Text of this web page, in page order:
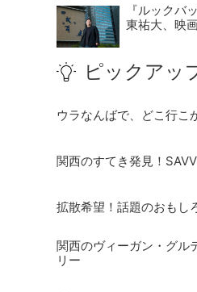
『ルックバ
東祐大、映
ピックアッ
ウラなんばで、どこ行こ
関西のすてき発見！
拡散希望！話題のおもし
関西のヴィーガン・グル
リー